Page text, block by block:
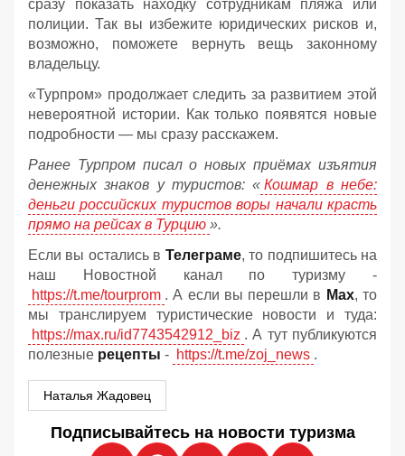
сразу показать находку сотрудникам пляжа или
полиции. Так вы избежите юридических рисков и,
возможно, поможете вернуть вещь законному
владельцу.
«Турпром» продолжает следить за развитием этой
невероятной истории. Как только появятся новые
подробности — мы сразу расскажем.
Ранее Турпром писал о новых приёмах изъятия
денежных знаков у туристов: « Кошмар в небе:
деньги российских туристов воры начали красть
прямо на рейсах в Турцию ».
Если вы остались в Телеграме, то подпишитесь на
наш Новостной канал по туризму -
https://t.me/tourprom . А если вы перешли в Мах, то
мы транслируем туристические новости и туда:
https://max.ru/id7743542912_biz . А тут публикуются
полезные рецепты - https://t.me/zoj_news .
Наталья Жадовец
Подписывайтесь на новости туризма